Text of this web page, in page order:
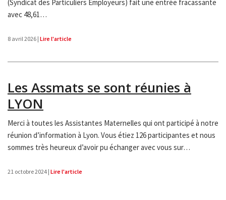
(Syndicat des Particuliers Employeurs) fait une entrée fracassante
avec 48,61…
8 avril 2026 | Lire l'article
Les Assmats se sont réunies à
LYON
Merci à toutes les Assistantes Maternelles qui ont participé à notre
réunion d’information à Lyon. Vous étiez 126 participantes et nous
sommes très heureux d’avoir pu échanger avec vous sur…
21 octobre 2024 | Lire l'article